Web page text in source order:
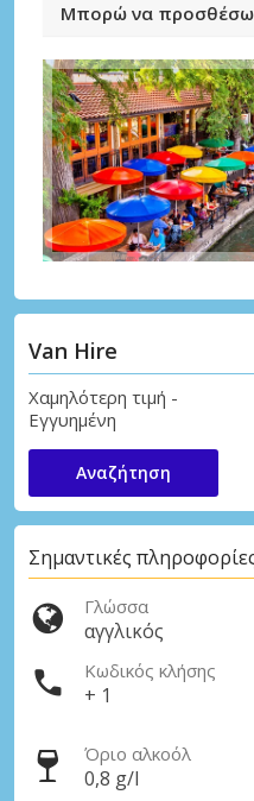
Μπορώ να προσθέσω
Van Hire
Χαμηλότερη τιμή -
Εγγυημένη
Αναζήτηση
Σημαντικές
Γλώσσα
αγγλικός
Κωδικός κλήσης
+ 1
Όριο αλκοόλ
0,8 g/l